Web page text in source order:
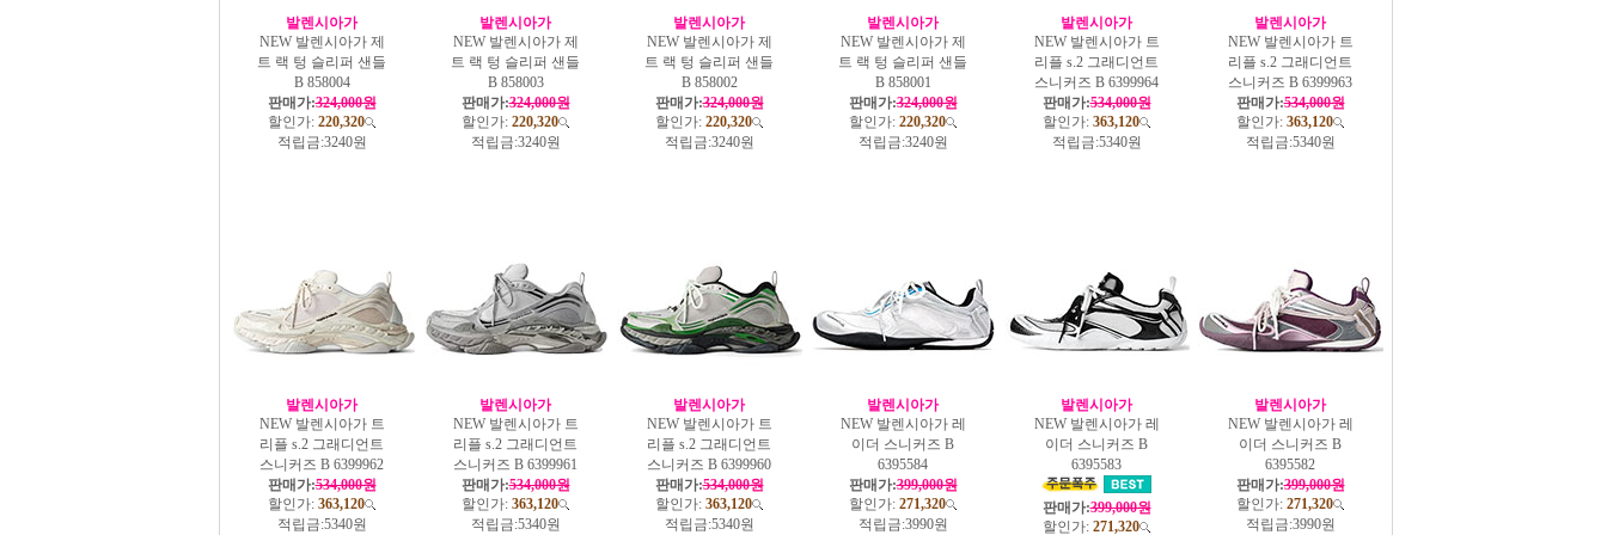
발렌시아가
NEW 발렌시아가 제
트 랙 텅 슬리퍼 샌들
B 858004
판매가:324,000원
할인가: 220,320
적립금:3240원
발렌시아가
NEW 발렌시아가 제
트 랙 텅 슬리퍼 샌들
B 858003
판매가:324,000원
할인가: 220,320
적립금:3240원
발렌시아가
NEW 발렌시아가 제
트 랙 텅 슬리퍼 샌들
B 858002
판매가:324,000원
할인가: 220,320
적립금:3240원
발렌시아가
NEW 발렌시아가 제
트 랙 텅 슬리퍼 샌들
B 858001
판매가:324,000원
할인가: 220,320
적립금:3240원
발렌시아가
NEW 발렌시아가 트
리플 s.2 그래디언트
스니커즈 B 6399964
판매가:534,000원
할인가: 363,120
적립금:5340원
발렌시아가
NEW 발렌시아가 트
리플 s.2 그래디언트
스니커즈 B 6399963
판매가:534,000원
할인가: 363,120
적립금:5340원
발렌시아가
NEW 발렌시아가 트
리플 s.2 그래디언트
스니커즈 B 6399962
판매가:534,000원
할인가: 363,120
적립금:5340원
발렌시아가
NEW 발렌시아가 트
리플 s.2 그래디언트
스니커즈 B 6399961
판매가:534,000원
할인가: 363,120
적립금:5340원
발렌시아가
NEW 발렌시아가 트
리플 s.2 그래디언트
스니커즈 B 6399960
판매가:534,000원
할인가: 363,120
적립금:5340원
발렌시아가
NEW 발렌시아가 레
이더 스니커즈 B
6395584
판매가:399,000원
할인가: 271,320
적립금:3990원
발렌시아가
NEW 발렌시아가 레
이더 스니커즈 B
6395583
판매가:399,000원
할인가: 271,320
발렌시아가
NEW 발렌시아가 레
이더 스니커즈 B
6395582
판매가:399,000원
할인가: 271,320
적립금:3990원